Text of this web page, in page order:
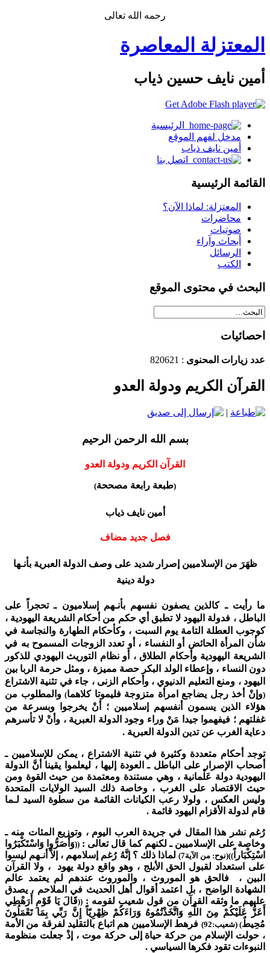
رحمه الله تعالى
المعتزلة المعاصرة
أمين نايف حسين ذياب
الرئيسية
مدخل لفهم الموقع
أمين نايف ذياب
اتصل بنا
القائمة الرئيسية
المعتزلة: لماذا الآن؟
محاضرات
صوتيات
أبحاث وآراء
الرسائل
الكتب
البحث في محتوى الموقع
احصائيات
عدد زيارات المحنوى : 820621
القرآن الكريم ودولة العدو
|
بسم الله الرحمن الرحيم
القرآن الكريم ودولة العدو
(طبعة رابعة مصححة)
أمين نايف ذياب
فصل جديد مضاف
ظهَرَ من الإسلاميين إصرار شديد على وصف الدولة العبرية بأنـها
دولة دينية
ما رأيت ـ كالذين يصفون نفسهم بأنـهم إسلاميون ـ تحجراً على
الباطل ، فدولة اليهود لا تطبق أي حكم من أحكام الشريعة اليهودية ،
كوجوب العطلة التامة يوم السبت ، وكأحكام الطهارة والنجاسة في
شأن المرأة الحائض أو النفساء ، أو تعدد الزوجات المسموح به في
الشريعة اليهودية وأحكام الطلاق ، أو نظام التوريث اليهودي للذكور
دون النساء ، وإعطاء الولد البكر حصة مميزة ، ومثل حرمة الربا بين
اليهود ، ومنع التعليم الدنيوي ، وأحكام الزنى ، جاء في تثنية الاشتراع
(وإنْ أخذ رجل يضاجع امرأة متزوجة فليموتا كلاهما)والمطلوب من
هؤلاء الذين يسمون أنفسهم إسلاميين ؛ أنْ يخرجوا وبسرعة من
غفلتهم ؛ فيفهموا جيدا مَنْ وراء وجود الدولة العبرية ، وأنْ لا تأسرهم
دعاية الغرب عن تدين الدولة العبرية .
توجد أحكام متعددة وكثيرة في تثنية الاشتراع ، يمكن للإسلاميين ـ
أصحاب الإصرار على الباطل ـ العودة إليها ، ليعلموا يقينا أنَّ الدولة
اليهودية دولة عَلْمانية ، وهي مستندة ومعتمدة من حيث القوة ومن
حيث الاقتصاد على الغرب ، وخاصة ذلك السيد الولايات المتحدة
وليس العكس ، ولولا رعب الكيانات القائمة من سطوة السيد لـما
قام لدولة الأقزام اليهود قائمة .
رُغم نشر هذا المقال في جريدة العرب اليوم ، وتوزيع المئات منه ـ
وخاصة على الإسلاميين ـ لكنهم كما قال تعالى : ((وَأَصَرُّوا وَاسْتَكْبَرُوا
اسْتِكْبَاراً ))(نوح: من الآية7)
لماذا ذلك ؟ إنَّهُ رُغم إسلامهم ، إلاَّ أنـهم ليسوا
على استعداد لقبول الحق الأبلج ، وهو واقع دولة يهود ، ولا القرآن
البين ، فالحق هو الموروث ، والموروث عندهم لم يعتمد عالم
الشهادة الواضح ، بل اعتمد أقوال أهل الحديث في الملاحم ، يصدق
عليهم ما وثقه القرآن من قول شعيب لقومه : ((قَالَ يَا قَوْمِ أَرَهْطِي
أَعَزُّ عَلَيْكُمْ مِنَ اللَّهِ وَاتَّخَذْتُمُوهُ وَرَاءَكُمْ ظِهْرِيّاً إِنَّ رَبِّي بِمَا تَعْمَلُونَ
مُحِيطٌ) (شعيب:92)
فرهط الإسلاميين هم اتباع بالتقليد لفرقة من الأمة
، حولت الإسلام من حركة حياة إلى حركة موت ، إذْ جعلت منظومة
النبوءات تقود فكرها السياسي .